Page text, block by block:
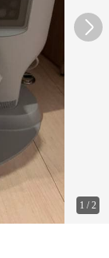
1 /2